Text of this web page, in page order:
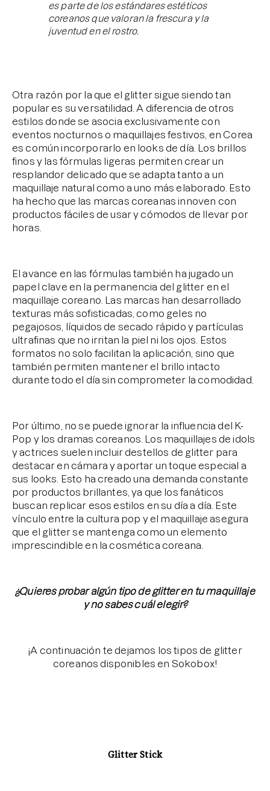
es parte de los estándares estéticos
coreanos que valoran la frescura y la
juventud en el rostro.
Otra razón por la que el glitter sigue siendo tan
popular es su versatilidad. A diferencia de otros
estilos donde se asocia exclusivamente con
eventos nocturnos o maquillajes festivos, en Corea
es común incorporarlo en looks de día. Los brillos
finos y las fórmulas ligeras permiten crear un
resplandor delicado que se adapta tanto a un
maquillaje natural como a uno más elaborado. Esto
ha hecho que las marcas coreanas innoven con
productos fáciles de usar y cómodos de llevar por
horas.
El avance en las fórmulas también ha jugado un
papel clave en la permanencia del glitter en el
maquillaje coreano. Las marcas han desarrollado
texturas más sofisticadas, como geles no
pegajosos, líquidos de secado rápido y partículas
ultrafinas que no irritan la piel ni los ojos. Estos
formatos no solo facilitan la aplicación, sino que
también permiten mantener el brillo intacto
durante todo el día sin comprometer la comodidad.
Por último, no se puede ignorar la influencia del K-
Pop y los dramas coreanos. Los maquillajes de idols
y actrices suelen incluir destellos de glitter para
destacar en cámara y aportar un toque especial a
sus looks. Esto ha creado una demanda constante
por productos brillantes, ya que los fanáticos
buscan replicar esos estilos en su día a día. Este
vínculo entre la cultura pop y el maquillaje asegura
que el glitter se mantenga como un elemento
imprescindible en la cosmética coreana.
¿Quieres probar algún tipo de glitter en tu maquillaje
y no sabes cuál elegir?
¡A continuación te dejamos los tipos de glitter
coreanos disponibles en Sokobox!
Glitter Stick